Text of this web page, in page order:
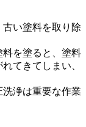
い塗料を取り除
を塗ると、塗料
てきてしまい、
浄は重要な作業